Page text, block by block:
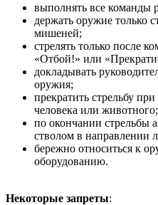
выполнять все команды
держать оружие только
мишеней;
стрелять только после
«Отбой!» или
докладывать
оружия;
прекратить стрельбу
человека или животного;
по окончании стрельбы
стволом в направлении
бережно относиться к
оборудованию.
Некоторые запреты: